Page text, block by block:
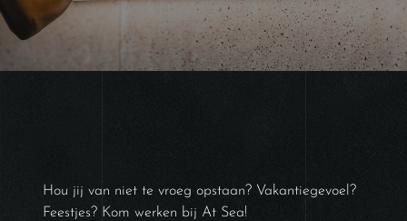
Hou jij van niet te vroeg opstaan? Vakantiegevoel?
Feestjes? Kom werken bij At Sea!